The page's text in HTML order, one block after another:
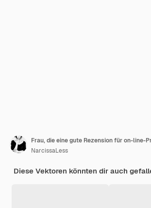
Frau, die eine gute Rezension für on-line-
NarcissaLess
Diese Vektoren könnten dir auch